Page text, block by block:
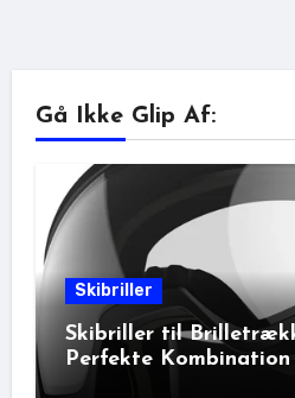
Gå Ikke Glip Af:
Skibriller
Skibriller til
Perfekte
Beskyttelse